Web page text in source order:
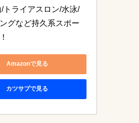
トライアスロン/水泳/
グなど持久系スポー
Amazonで見る
カツサプで見る